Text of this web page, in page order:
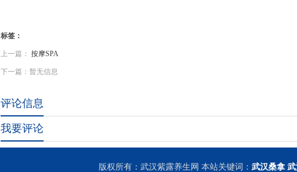
标签：
上一篇： 按摩SPA
下一篇：暂无信息
评论信息
我要评论
版权所有：武汉紫露养生网 本站关键词： 武汉桑拿